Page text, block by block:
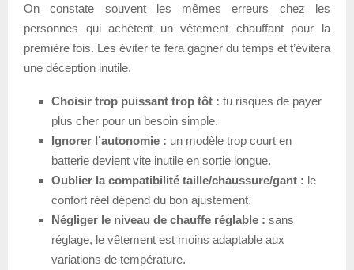
On constate souvent les mêmes erreurs chez les
personnes qui achètent un vêtement chauffant pour la
première fois. Les éviter te fera gagner du temps et t’évitera
une déception inutile.
Choisir trop puissant trop tôt : tu risques de payer
plus cher pour un besoin simple.
Ignorer l’autonomie : un modèle trop court en
batterie devient vite inutile en sortie longue.
Oublier la compatibilité taille/chaussure/gant : le
confort réel dépend du bon ajustement.
Négliger le niveau de chauffe réglable : sans
réglage, le vêtement est moins adaptable aux
variations de température.